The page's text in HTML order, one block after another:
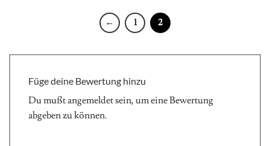
← 1 2
Füge deine Bewertung hinzu
Du mußtangemeldetsein, um eine Bewertung
abgeben zu können.